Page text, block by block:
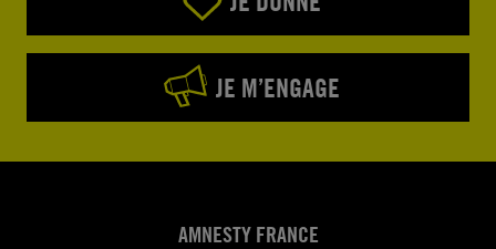
JE M’ENGAGE
AMNESTY FRANCE